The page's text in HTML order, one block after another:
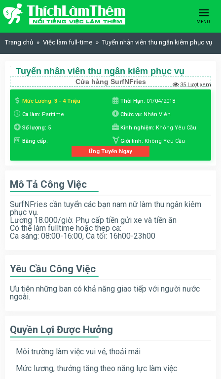
Skip to content
MENU
Trang chủ Việc làm full-time Tuyển nhân viên thu ngân kiêm phục vụ
Tuyển nhân viên thu ngân kiêm phục vụ
Cửa hàng SurfNFries 35 Lượt xem
Mức Lương: 3 - 4 Triệu Thời Hạn: 01/04/2018
Ca làm: Parttime Chức vụ: Nhân Viên
Số lượng: 5 Kinh nghiệm: Không Yêu Cầu
Bằng cấp: Giới tính: Không Yêu Cầu
Ứng Tuyển Ngay
Mô Tả Công Việc
SurfNFries cần tuyển các bạn nam nữ làm thu ngân kiêm
phục vụ.
Lương 18.000/giờ. Phụ cấp tiền gửi xe và tiền ăn
Có thế làm fulltime hoặc thep ca:
Ca sáng: 08:00-16:00, Ca tối: 16h00-23h00
Yêu Cầu Công Việc
Ưu tiên những ban có khả năng giao tiếp với người nước
ngoài.
Quyền Lợi Được Hưởng
Môi trường làm việc vui vẻ, thoải mái
Mức lương, thưởng tăng theo năng lực làm việc